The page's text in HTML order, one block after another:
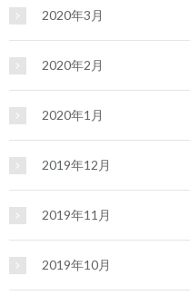
2020年3月
2020年2月
2020年1月
2019年12月
2019年11月
2019年10月